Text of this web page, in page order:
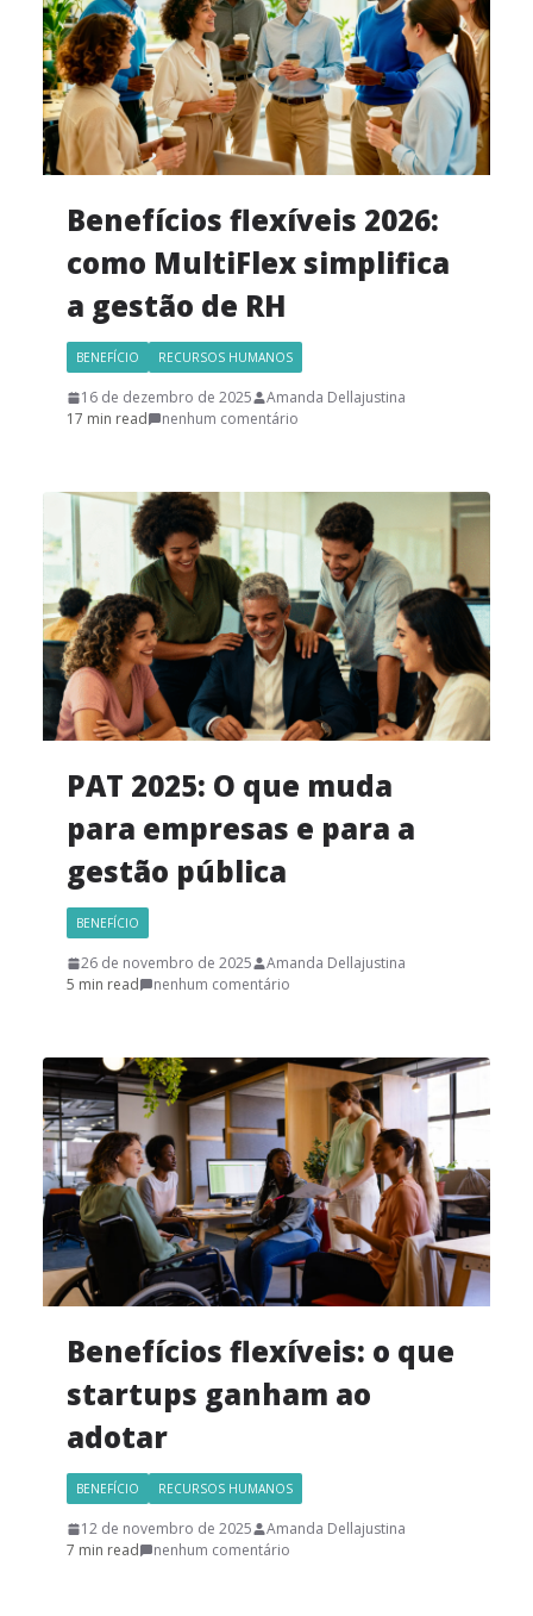
Benefícios flexíveis 2026:
como MultiFlex simplifica
a gestão de RH
BENEFÍCIO RECURSOS HUMANOS
16 de dezembro de 2025
Amanda Dellajustina
17 min read
nenhum comentário
PAT 2025: O que muda
para empresas e para a
gestão pública
BENEFÍCIO
26 de novembro de 2025
Amanda Dellajustina
5 min read
nenhum comentário
Benefícios flexíveis: o que
startups ganham ao
adotar
BENEFÍCIO RECURSOS HUMANOS
12 de novembro de 2025
Amanda Dellajustina
7 min read
nenhum comentário